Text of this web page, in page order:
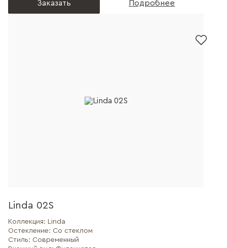
Заказать Подробнее
Linda 02S
Коллекция: Linda
Остекление: Со стеклом
Стиль: Современный